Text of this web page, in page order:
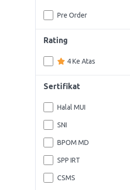
Pre Order
Rating
4 Ke Atas
Sertifikat
Halal MUI
SNI
BPOM MD
SPP IRT
CSMS